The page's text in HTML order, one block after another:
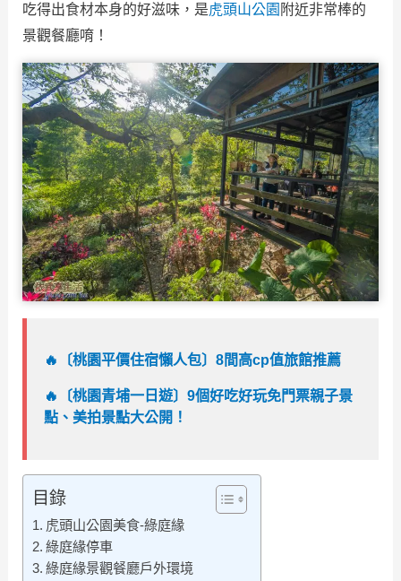
吃得出食材本身的好滋味，是虎頭山公園 附近非常棒的
景觀餐廳唷！
🔥〔桃園平價住宿懶人包〕8間高cp值旅館推薦
🔥 〔桃園青埔一日遊〕9個好吃好玩免門票親子景
點、美拍景點大公開！
目錄
虎頭山公園美食-綠庭緣
綠庭緣停車
綠庭緣景觀餐廳戶外環境